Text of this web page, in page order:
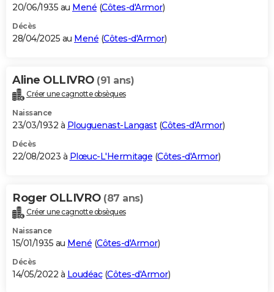
GUIDES D'ACHAT
BONS PLANS
Carte de Noël
Carte Bonne année
Carte Saint-Valentin
Carte Pâques
Carte d'anniversaire
DICTIONNAIRE
Dictionnaire
Biographies
Citations
Expressions
Proverbes
PROGRAMME TV
S'inscrire
Se connecter
Lycées
Collèges
Primaires
Universités
Entreprises
Service militaire
Avis de recherche
AVIS DE DÉCÈS
Bricolage
Lifestyle
Culture
Sport
Auto
Television
Voyage
Cinema
20/06/1935 au Mené (Côtes-d'Armor)
Décès
28/04/2025 au Mené (Côtes-d'Armor)
Aline OLLIVRO (91 ans)
Créer une cagnotte obsèques
Naissance
23/03/1932 à Plouguenast-Langast(Côtes-d'Armor)
Décès
22/08/2023 à Plœuc-L'Hermitage (Côtes-d'Armor)
Roger OLLIVRO (87 ans)
Créer une cagnotte obsèques
Naissance
15/01/1935 au Mené (Côtes-d'Armor)
Décès
14/05/2022 à Loudéac(Côtes-d'Armor)